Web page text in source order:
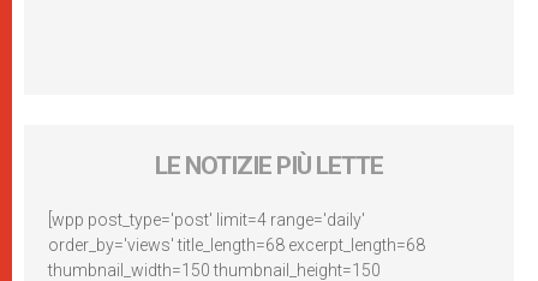
LE NOTIZIE PIÙ LETTE
[wpp post_type='post' limit=4 range='daily'
order_by='views' title_length=68 excerpt_length=68
thumbnail_width=150 thumbnail_height=150